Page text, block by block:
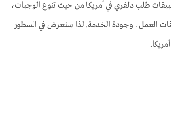
طلب دلفري في أمريكا من حيث تنوع الوجبات،
العمل، وجودة الخدمة. لذا سنعرض في السطور